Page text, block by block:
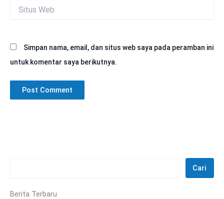
Web
Simpan nama, email, dan situs web saya pada peramban ini
untuk komentar saya berikutnya.
Cari
Berita Terbaru